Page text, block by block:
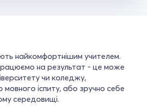
найкомфортнішим учителем.
на результат - це може
чи коледжу,
мовного іспиту, або зручно себе
середовищі.